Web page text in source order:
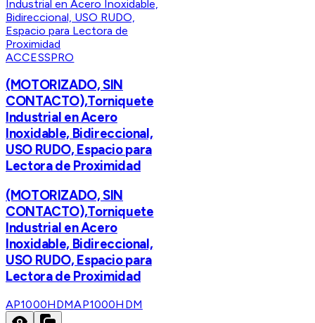
ACCESSPRO
(MOTORIZADO, SIN
CONTACTO),Torniquete
Industrial en Acero
Inoxidable, Bidireccional,
USO RUDO, Espacio para
Lectora de Proximidad
(MOTORIZADO, SIN
CONTACTO),Torniquete
Industrial en Acero
Inoxidable, Bidireccional,
USO RUDO, Espacio para
Lectora de Proximidad
AP1000HDMAP1000HDM